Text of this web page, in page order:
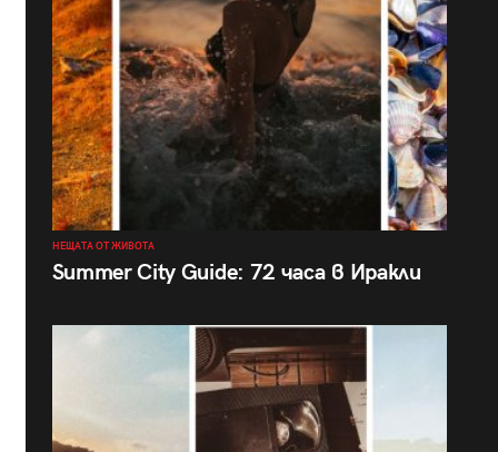
НЕЩАТА ОТ ЖИВОТА
Summer City Guide: 72 часа в Иракли